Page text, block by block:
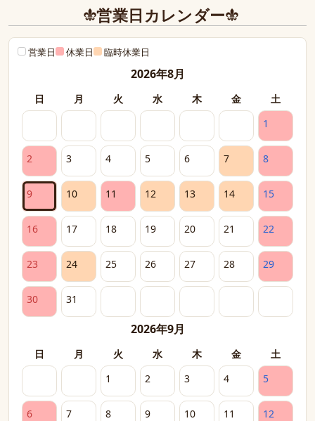
営業日カレンダー
営業日 休業日 臨時休業日
2026年8月
日 月 火 水 木 金
土
1
2 3 4 5 6 7 8
9 10 11 12 13 14 15
16 17 18 19 20 21 22
23 24 25 26 27 28 29
30 31
2026年9月
日 月 火 水 木 金
土
1
2 3 4 5
6 7 8 9 10 11 12